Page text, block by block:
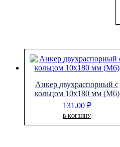
Анкер двухраспорный с
кольцом 10х180 мм (М6)
131,00 ₽
В КОРЗИНУ